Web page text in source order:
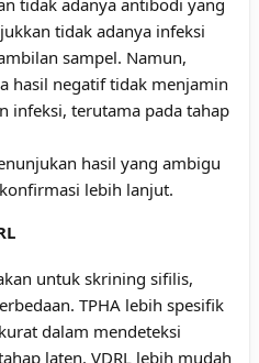
tidak adanya antibodi yang
tidak adanya infeksi
sampel. Namun,
hasil negatif tidak menjamin
infeksi, terutama pada tahap
hasil yang ambigu
lebih lanjut.
untuk skrining sifilis,
TPHA lebih spesifik
dalam mendeteksi
laten. VDRL lebih mudah